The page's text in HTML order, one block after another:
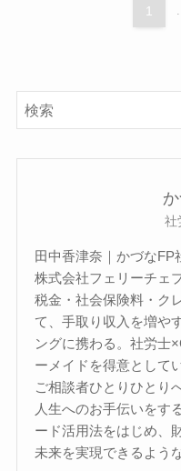
1
社
田中香津奈｜かづなFP
株式会社フェリーチェ
税金・社会保険料・ク
て、手取り収入を増や
ングに携わる。社労士
ーメイドを得意として
ご相談者ひとりひとり
人生へのお手伝いをす
ード活用法をはじめ、
未来を実現できるよう